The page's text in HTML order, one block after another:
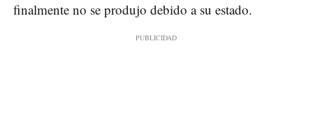
finalmente no se produjo debido a su estado.